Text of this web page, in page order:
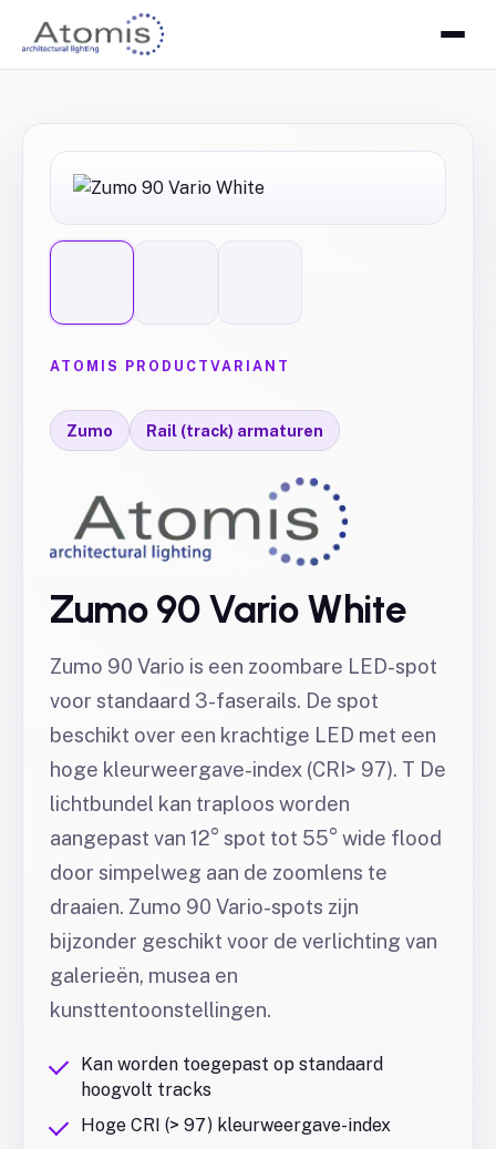
ATOMIS PRODUCTVARIANT
Zumo Rail (track) armaturen
Zumo 90 Vario White
Zumo 90 Vario is een zoombare LED-spot
voor standaard 3-faserails. De spot
beschikt over een krachtige LED met een
hoge kleurweergave-index (CRI> 97). T De
lichtbundel kan traploos worden
aangepast van 12° spot tot 55° wide flood
door simpelweg aan de zoomlens te
draaien. Zumo 90 Vario-spots zijn
bijzonder geschikt voor de verlichting van
galerieën, musea en
kunsttentoonstellingen.
Kan worden toegepast op standaard
hoogvolt tracks
Hoge CRI (> 97) kleurweergave-index